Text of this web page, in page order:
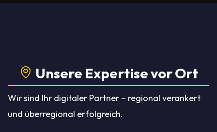
Unsere Expertise vor Ort
Wir sind Ihr digitaler Partner – regional verankert
und überregional erfolgreich.